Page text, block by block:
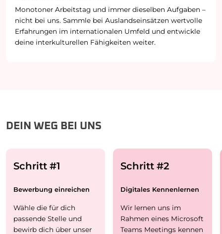
Monotoner Arbeitstag und immer dieselben Aufgaben –
nicht bei uns. Sammle bei Auslandseinsätzen wertvolle
Erfahrungen im internationalen Umfeld und entwickle
deine interkulturellen Fähigkeiten weiter.
DEIN WEG BEI UNS
Schritt #1
Bewerbung einreichen
Wähle die für dich
passende Stelle und
bewirb dich über unser
Schritt #2
Digitales Kennenlernen
Wir lernen uns im
Rahmen eines Microsoft
Teams Meetings kennen